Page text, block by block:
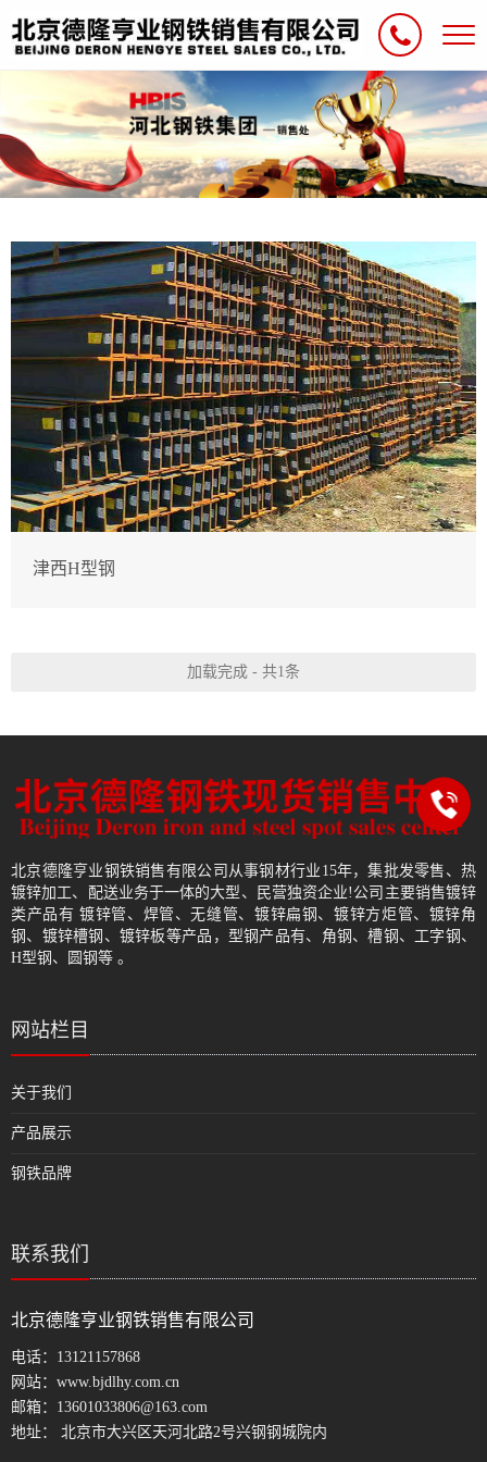
津西H型钢
加载完成 - 共1条
北京德隆亨业钢铁销售有限公司从事钢材行业15年，集批发零售、热
镀锌加工、配送业务于一体的大型、民营独资企业!公司主要销售镀锌
类产品有 镀锌管、焊管、无缝管、镀锌扁钢、镀锌方炬管、镀锌角
钢、镀锌槽钢、镀锌板等产品，型钢产品有、角钢、槽钢、工字钢、
H型钢、圆钢等 。
网站栏目
关于我们
产品展示
钢铁品牌
联系我们
北京德隆亨业钢铁销售有限公司
电话： 13121157868
网站： www.bjdlhy.com.cn
邮箱： 13601033806@163.com
地址： 北京市大兴区天河北路2号兴钢钢城院内